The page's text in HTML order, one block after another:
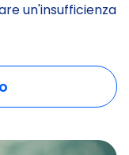
un'insufficienza